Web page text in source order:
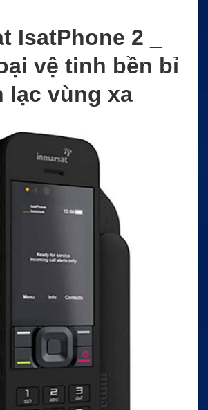
IsatPhone 2 _
vệ tinh bền bỉ
lạc vùng xa